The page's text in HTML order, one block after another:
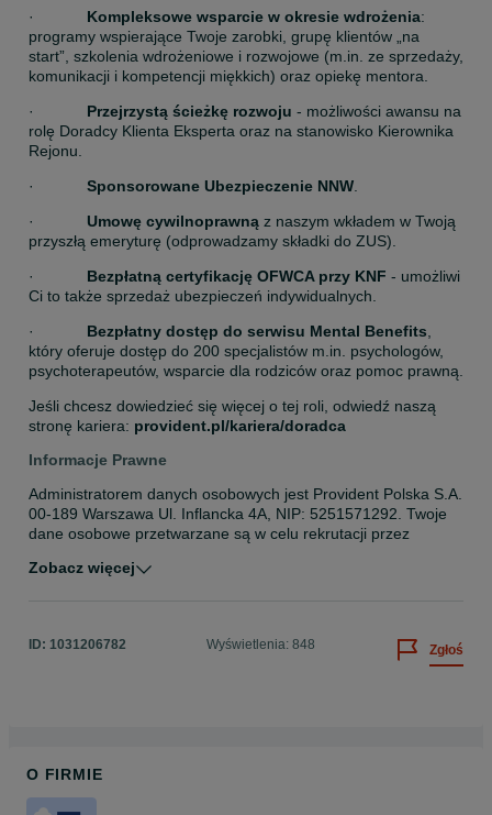
· Kompleksowe wsparcie w okresie wdrożenia:
programy wspierające Twoje zarobki, grupę klientów „na
start”, szkolenia wdrożeniowe i rozwojowe (m.in. ze sprzedaży,
komunikacji i kompetencji miękkich) oraz opiekę mentora.
· Przejrzystą ścieżkę rozwoju - możliwości awansu na
rolę Doradcy Klienta Eksperta oraz na stanowisko Kierownika
Rejonu.
· Sponsorowane Ubezpieczenie NNW.
· Umowę cywilnoprawną z naszym wkładem w Twoją
przyszłą emeryturę (odprowadzamy składki do ZUS).
· Bezpłatną certyfikację OFWCA przy KNF - umożliwi
Ci to także sprzedaż ubezpieczeń indywidualnych.
· Bezpłatny dostęp do serwisu Mental Benefits,
który oferuje dostęp do 200 specjalistów m.in. psychologów,
psychoterapeutów, wsparcie dla rodziców oraz pomoc prawną.
Jeśli chcesz dowiedzieć się więcej o tej roli, odwiedź naszą
stronę kariera: provident.pl/kariera/doradca
Informacje Prawne
Administratorem danych osobowych jest Provident Polska S.A.
00-189 Warszawa Ul. Inflancka 4A, NIP: 5251571292. Twoje
dane osobowe przetwarzane są w celu rekrutacji przez
żądania dostępu do swoich danych, prawo do ich
temat przetwarzania twoich danych osobowych, znajduje się w
Zobacz więcej
ID: 1031206782 Wyświetlenia: 848 Zgłoś
O FIRMIE